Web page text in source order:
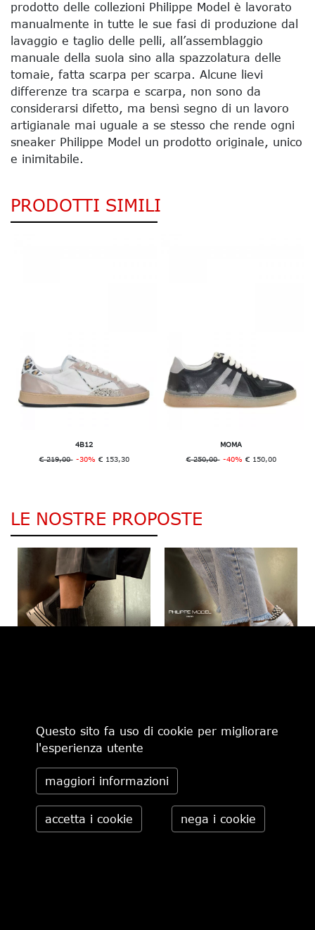
prodotto delle collezioni Philippe Model è lavorato
manualmente in tutte le sue fasi di produzione dal
lavaggio e taglio delle pelli, all’assemblaggio
manuale della suola sino alla spazzolatura delle
tomaie, fatta scarpa per scarpa. Alcune lievi
differenze tra scarpa e scarpa, non sono da
considerarsi difetto, ma bensì segno di un lavoro
artigianale mai uguale a se stesso che rende ogni
sneaker Philippe Model un prodotto originale, unico
e inimitabile.
PRODOTTI SIMILI
4B12
€ 219,00-30% € 153,30
MOMA
€ 250,00-40% € 150,00
LE NOSTRE PROPOSTE
CHI SIAMO
PRIVACY
ORDINI TELEFONICI
Questo sito fa uso di cookie per migliorare
l'esperienza utente
maggiori informazioni